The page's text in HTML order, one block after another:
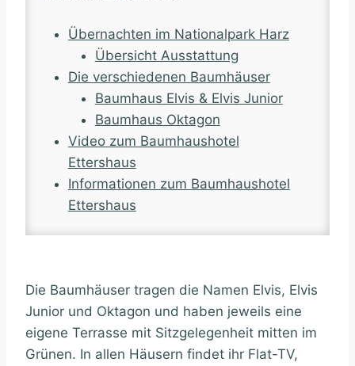
Übernachten im Nationalpark Harz
Übersicht Ausstattung
Die verschiedenen Baumhäuser
Baumhaus Elvis & Elvis Junior
Baumhaus Oktagon
Video zum Baumhaushotel
Ettershaus
Informationen zum Baumhaushotel
Ettershaus
Die Baumhäuser tragen die Namen Elvis, Elvis
Junior und Oktagon und haben jeweils eine
eigene Terrasse mit Sitzgelegenheit mitten im
Grünen. In allen Häusern findet ihr Flat-TV,